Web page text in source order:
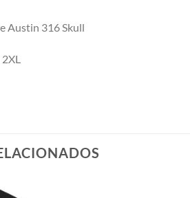
Austin 316 Skull